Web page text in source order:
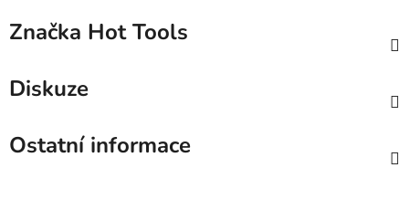
Značka Hot Tools
Diskuze
Ostatní informace